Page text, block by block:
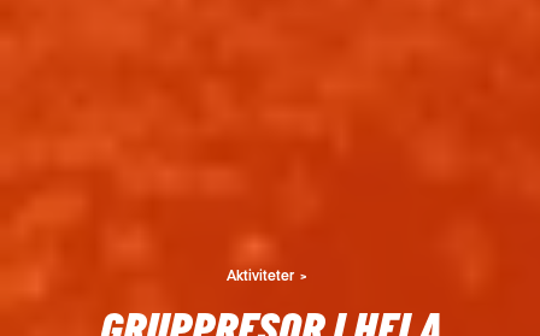
Aktiviteter